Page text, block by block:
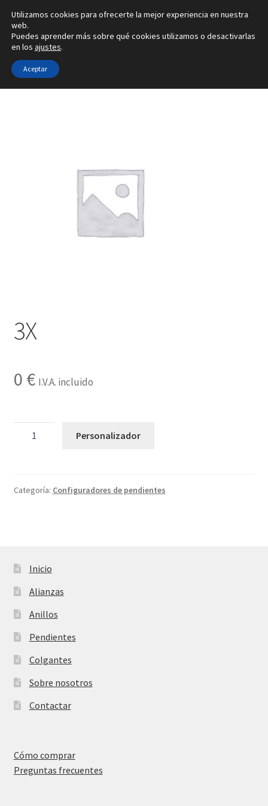
Ir
a
la
navegación
Ir
al
contenido
Inicio
Sobre nosotros
Inicio Tipo de joya
3X
0 € I.V.A. incluido
Personalizador
Categoría: Configuradores de pendientes
Inicio
Alianzas
Anillos
Pendientes
Colgantes
Sobre nosotros
Contactar
Cómo comprar
Preguntas frecuentes
Utilizamos cookies para ofrecerte la mejor experiencia en nuestra
web.
Puedes aprender más sobre qué cookies utilizamos o desactivarlas
en los ajustes.
Aceptar